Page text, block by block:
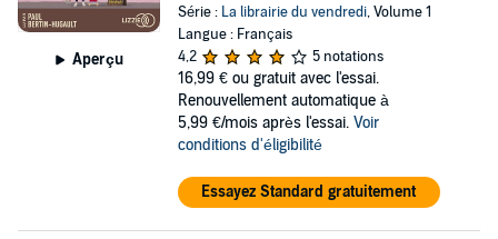
Aperçu
Série : La librairie du vendredi, Volume 1
Langue : Français
4,2
5 notations
16,99 € ou gratuit avec l'essai.
Renouvellement automatique à
5,99 €/mois après l'essai. Voir
conditions d'éligibilité
Essayez Standard gratuitement